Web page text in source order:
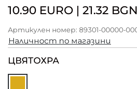
10.90 EURO | 21.32 BGN
Артикулен номер: 89301-00000-
Наличност по магазини
ЦВЯТОХРА